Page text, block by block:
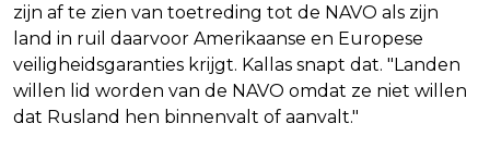
zijn af te zien van toetreding tot de NAVO als zijn
land in ruil daarvoor Amerikaanse en Europese
veiligheidsgaranties krijgt. Kallas snapt dat. "Landen
willen lid worden van de NAVO omdat ze niet willen
dat Rusland hen binnenvalt of aanvalt."